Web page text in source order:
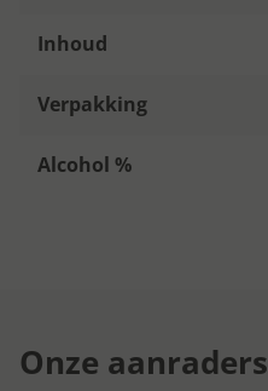
Inhoud
Verpakking
Alcohol %
Onze aanraders